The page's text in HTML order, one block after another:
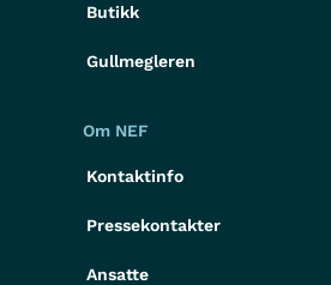
Butikk
Gullmegleren
Om NEF
Kontaktinfo
Pressekontakter
Ansatte